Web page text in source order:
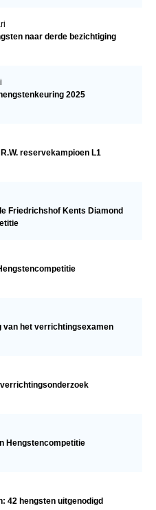
naar derde bezichtiging
2025
reservekampioen L1
Friedrichshof Kents Diamond
van het verrichtingsexamen
Hengstencompetitie
42 hengsten uitgenodigd